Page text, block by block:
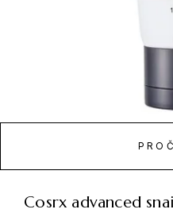
cosrx advanced